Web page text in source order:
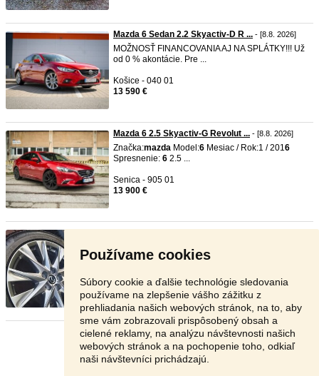
Používame cookies
Súbory cookie a ďalšie technológie sledovania
používame na zlepšenie vášho zážitku z
prehliadania našich webových stránok, na to, aby
sme vám zobrazovali prispôsobený obsah a
cielené reklamy, na analýzu návštevnosti našich
webových stránok a na pochopenie toho, odkiaľ
naši návštevníci prichádzajú.
Mazda 6 Sedan 2.2 Skyactiv-D R ... - [8.8. 2026]
MOŽNOSŤ FINANCOVANIA AJ NA SPLÁTKY!!! Už
od 0 % akontácie. Pre ...
Košice - 040 01
13 590 €
Mazda 6 2.5 Skyactiv-G Revolut ... - [8.8. 2026]
Značka:mazda Model:6 Mesiac / Rok:1 / 2016
Spresnenie: 6 2.5 ...
Senica - 905 01
13 900 €
Predam original elektrony
7J ET45 stredova ...
Prievidza - 971 01
Stránka: 1 2 3 Ďalšia